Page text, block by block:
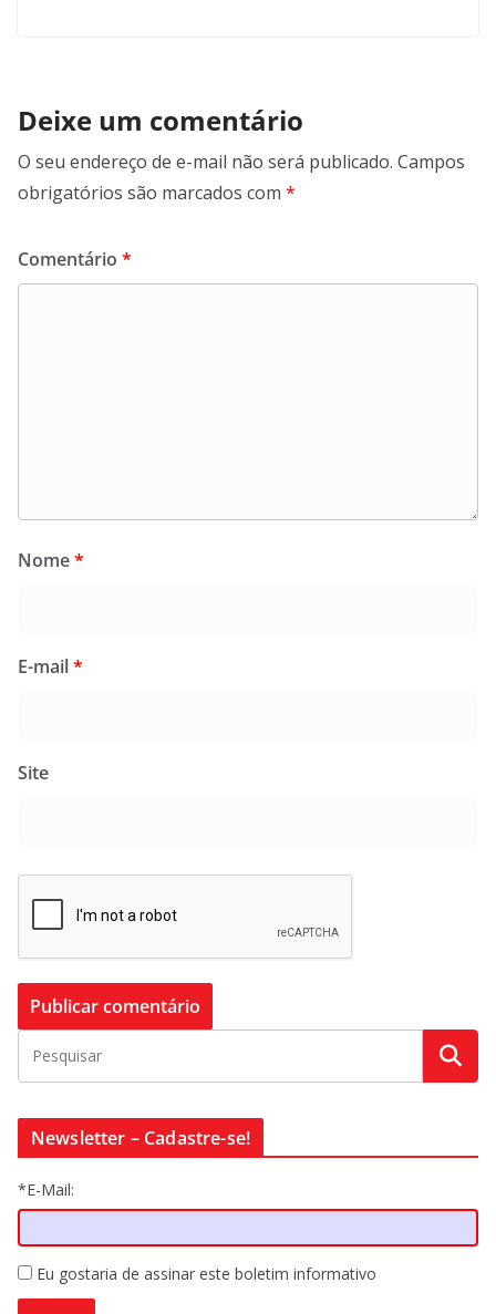
Deixe um comentário
O seu endereço de e-mail não será publicado. Campos
obrigatórios são marcados com *
Comentário *
Nome*
E-mail*
Site
Newsletter – Cadastre-se!
*E-Mail:
Eu gostaria de assinar este boletim informativo